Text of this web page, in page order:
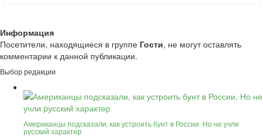
Информация
Посетители, находящиеся в группе Гости, не могут оставлять
комментарии к данной публикации.
Выбор редакции
Американцы подсказали, как устроить бунт в России. Но не учли
русский характер